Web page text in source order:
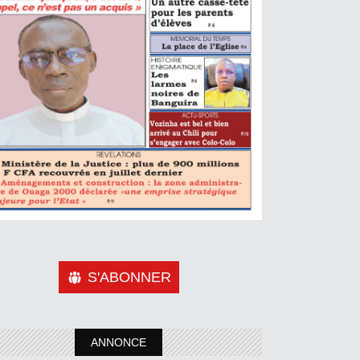
S'ABONNER
ANNONCE